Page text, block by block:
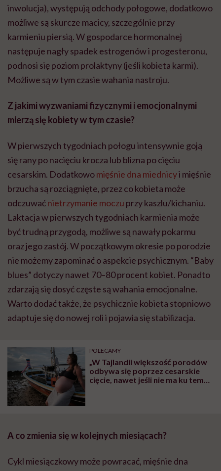
inwolucja), występują odchody połogowe, dodatkowo
możliwe są skurcze macicy, szczególnie przy
karmieniu piersią. W gospodarce hormonalnej
następuje nagły spadek estrogenów i progesteronu,
podnosi się poziom prolaktyny (jeśli kobieta karmi).
Możliwe są w tym czasie wahania nastroju.
Z jakimi wyzwaniami fizycznymi i emocjonalnymi
mierzą się kobiety w tym czasie?
W pierwszych tygodniach połogu intensywnie goją
się rany po nacięciu krocza lub blizna po cięciu
cesarskim. Dodatkowomięśnie dna miednicyi mięśnie
brzucha są rozciągnięte, przez co kobieta może
odczuwaćnietrzymanie moczu przy kaszlu/kichaniu.
Laktacja w pierwszych tygodniach karmienia może
być trudną przygodą, możliwe są nawały pokarmu
oraz jego zastój. W początkowym okresie po porodzie
nie możemy zapominać o aspekcie psychicznym. “Baby
blues” dotyczy nawet 70–80 procent kobiet. Ponadto
zdarzają się dosyć częste są wahania emocjonalne.
Warto dodać także, że psychicznie kobieta stopniowo
adaptuje się do nowej roli i pojawia się stabilizacja.
POLECAMY
„W Tajlandii większość porodów
odbywa się poprzez cesarskie
cięcie, nawet jeśli nie ma ku temu
A co zmienia się w kolejnych miesiącach?
Cykl miesiączkowy może powracać, mięśnie dna